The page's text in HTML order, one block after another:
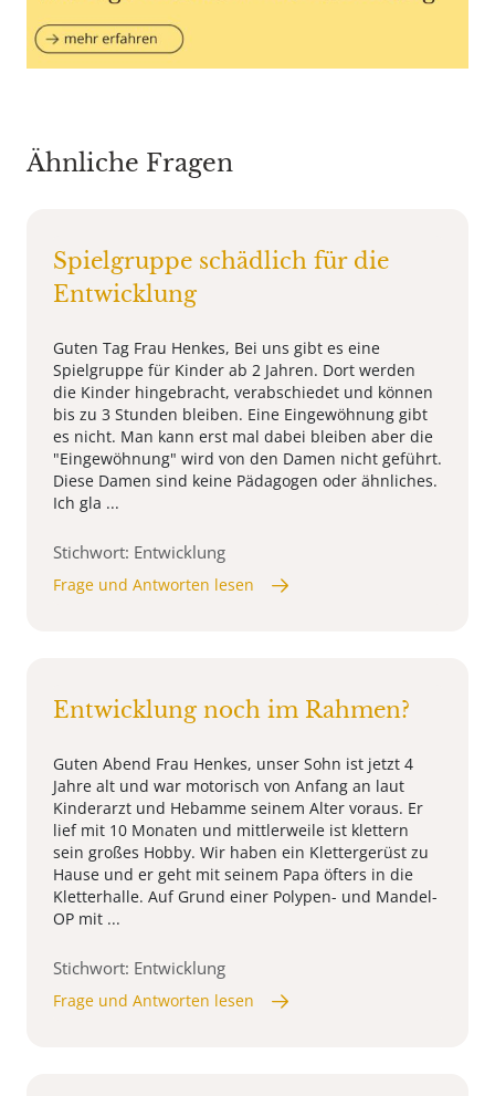
Ähnliche Fragen
Spielgruppe schädlich für die
Entwicklung
Guten Tag Frau Henkes, Bei uns gibt es eine
Spielgruppe für Kinder ab 2 Jahren. Dort werden
die Kinder hingebracht, verabschiedet und können
bis zu 3 Stunden bleiben. Eine Eingewöhnung gibt
es nicht. Man kann erst mal dabei bleiben aber die
"Eingewöhnung" wird von den Damen nicht geführt.
Diese Damen sind keine Pädagogen oder ähnliches.
Ich gla ...
Stichwort: Entwicklung
Frage und Antworten lesen
Entwicklung noch im Rahmen?
Guten Abend Frau Henkes, unser Sohn ist jetzt 4
Jahre alt und war motorisch von Anfang an laut
Kinderarzt und Hebamme seinem Alter voraus. Er
lief mit 10 Monaten und mittlerweile ist klettern
sein großes Hobby. Wir haben ein Klettergerüst zu
Hause und er geht mit seinem Papa öfters in die
Kletterhalle. Auf Grund einer Polypen- und Mandel-
OP mit ...
Stichwort: Entwicklung
Frage und Antworten lesen